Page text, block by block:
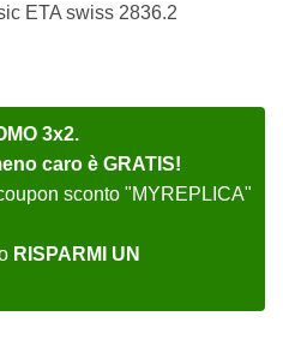
ETA swiss 2836.2
3x2.
caro è GRATIS!
sconto "MYREPLICA"
RISPARMI UN